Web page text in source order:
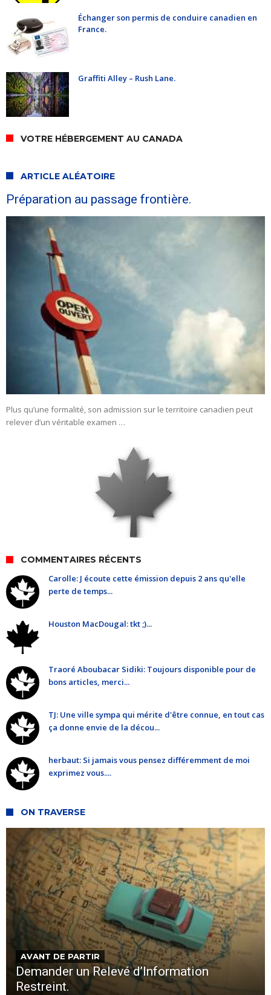
Échanger son permis de conduire canadien en
France.
Graffiti Alley – Rush Lane.
VOTRE HÉBERGEMENT AU CANADA
ARTICLE ALÉATOIRE
Préparation au passage frontière.
Plus qu’une formalité, son admission sur le territoire canadien peut
relever d’un véritable examen …
COMMENTAIRES RÉCENTS
Carolle: J écoute cette émission depuis 2 ans qu'elle
perte de temps...
Houston MacDougal: tkt ;)...
Traoré Aboubacar Sidiki: Toujours disponible pour de
bons articles, merci...
TJ: Une ville sympa qui mérite d'être connue, en tout cas
ça donne envie de la décou...
herbaut: Si jamais vous pensez différemment de moi
exprimez vous....
ON TRAVERSE
AVANT DE PARTIR
Demander un Relevé d’Information
Restreint.